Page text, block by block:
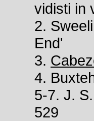
vidisti in
2.
End'
3.
4.
5-7. J.
529